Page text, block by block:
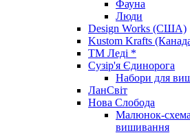
Фауна
Люди
Design Works (США)
Kustom Krafts
ТМ Леді *
Сузір'я Єдинорога
Набори для
ЛанСвіт
Нова Слобода
Малюнок-схема
вишивання